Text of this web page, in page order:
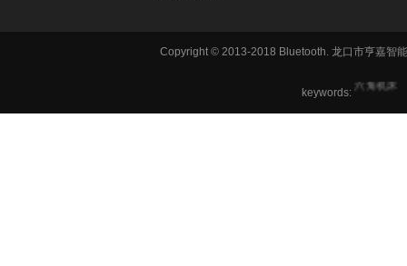
Copyright © 2013-2018 Bluetooth. 龙口市亨嘉智
keywords:
六角机床